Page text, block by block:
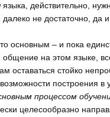
языка, действительно,
не достаточно, да
основным – и пока
общение на этом языке,
оставаться стойко
построения в
процессом
целесообразно